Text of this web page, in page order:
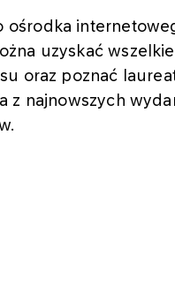
ośrodka
uzyskać
oraz poznać
z najnowszych